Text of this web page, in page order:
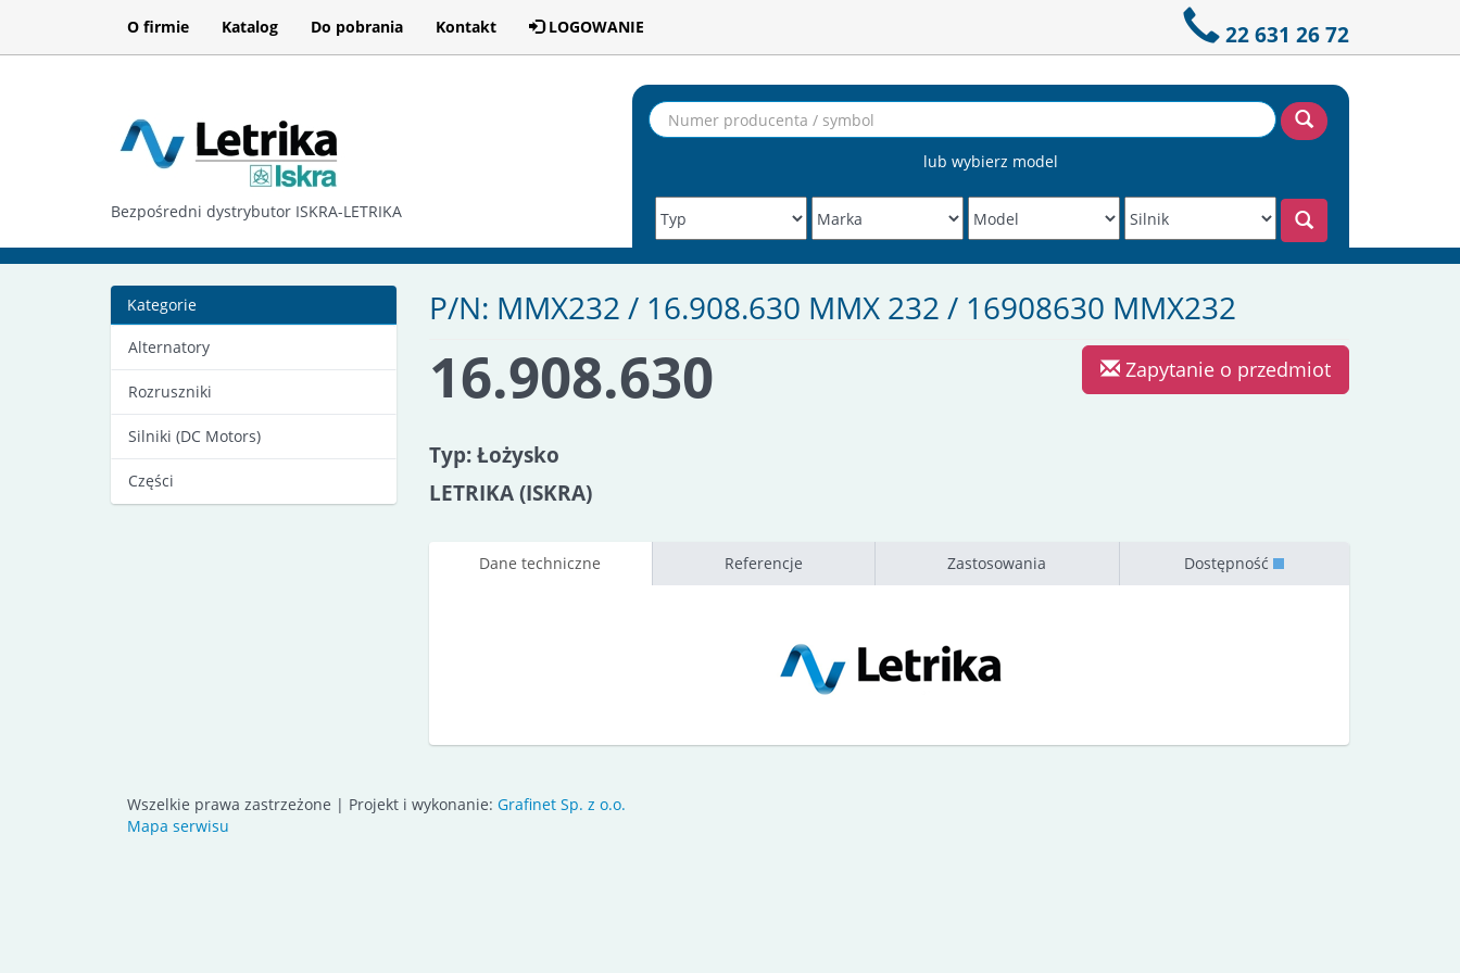
O firmie Katalog Do pobrania Kontakt LOGOWANIE 22 631 26 72
Bezpośredni dystrybutor ISKRA-LETRIKA
lub wybierz model
Kategorie
Alternatory
Rozruszniki
Silniki (DC Motors)
Części
P/N: MMX232 / 16.908.630 MMX 232 / 16908630 MMX232
Zapytanie o przedmiot
16.908.630
Typ: Łożysko
LETRIKA (ISKRA)
Dane techniczne Referencje Zastosowania Dostępność
Wszelkie prawa zastrzeżone | Projekt i wykonanie: Grafinet Sp. z o.o.
Mapa serwisu